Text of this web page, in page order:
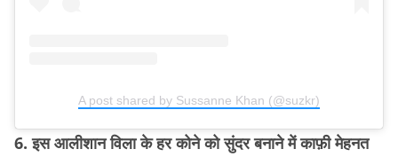
A post shared by Sussanne Khan (@suzkr)
6. इस आलीशान विला के हर कोने को सुंदर बनाने में काफ़ी मेहनत